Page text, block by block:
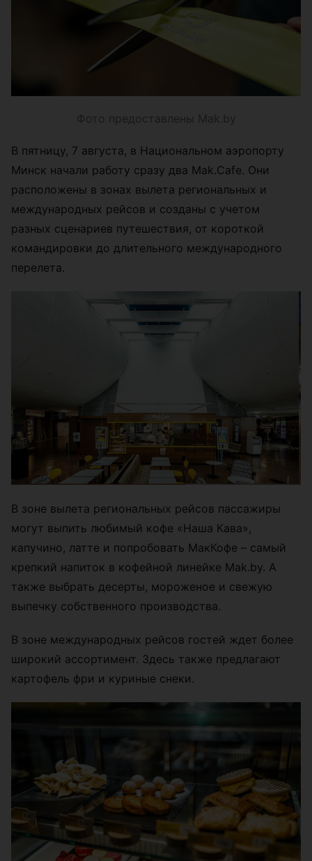
Фото предоставлены Mak.by
В пятницу, 7 августа, в Национальном аэропорту
Минск начали работу сразу два Mak.Cafe. Они
расположены в зонах вылета региональных и
международных рейсов и созданы с учетом
разных сценариев путешествия, от короткой
командировки до длительного международного
перелета.
В зоне вылета региональных рейсов пассажиры
могут выпить любимый кофе «Наша Кава»,
капучино, латте и попробовать МакКофе – самый
крепкий напиток в кофейной линейке Mak.by. А
также выбрать десерты, мороженое и свежую
выпечку собственного производства.
В зоне международных рейсов гостей ждет более
широкий ассортимент. Здесь также предлагают
картофель фри и куриные снеки.